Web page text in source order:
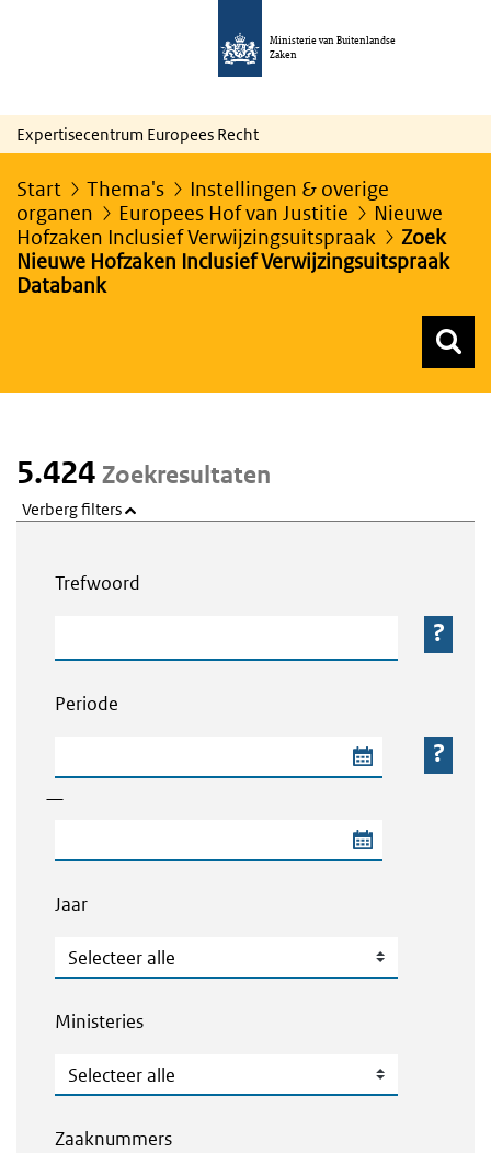
Ministerie van Buitenlandse
Zaken
Expertisecentrum Europees Recht
Start Thema's
Instellingen & overige
organen
Europees Hof van Justitie
Nieuwe
Hofzaken Inclusief Verwijzingsuitspraak
Zoek
Nieuwe Hofzaken Inclusief Verwijzingsuitspraak
Databank
5.424 Zoekresultaten
Verberg filters
Trefwoord
Periode
—
Jaar
Jaar
Ministeries
Ministeries
Zaaknummers